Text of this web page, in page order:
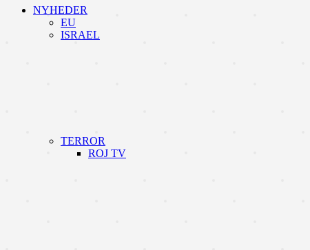
NYHEDER
EU
ISRAEL
TERROR
ROJ TV